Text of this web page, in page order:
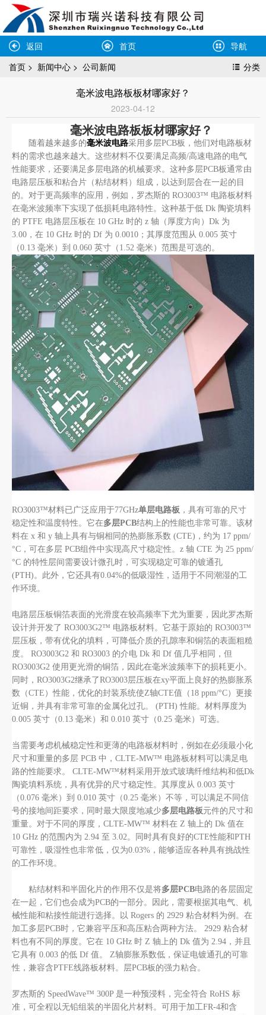
返回 首页
导航
分类
首页 > 新闻中心 > 公司新闻
毫米波电路板板材哪家好？
2023-04-12
毫米波电路板板材哪家好？
随着越来越多的毫米波电路采用多层PCB板，他们对电路板材
料的需求也越来越大。这些材料不仅要满足高频/高速电路的电气
性能要求，还要满足多层电路的机械要求。这种多层PCB板通常由
电路层压板和粘合片（粘结材料）组成，以达到层合在一起的目
的。对于更高频率的应用，例如，罗杰斯的 RO3003™ 电路板材料
在毫米波频率下实现了低损耗电路特性。这种基于低 Dk 陶瓷填料
的 PTFE 电路层压板在 10 GHz 时的 z 轴（厚度方向）Dk 为
3.00，在 10 GHz 时的 Df 为 0.0010；其厚度范围从 0.005 英寸
（0.13 毫米）到 0.060 英寸（1.52 毫米）范围是可选的。
RO3003™材料已广泛应用于77GHz单层电路板 ，具有可靠的尺寸
稳定性和温度特性。它在多层PCB结构上的性能也非常可靠。该材
料在 x 和 y 轴上具有与铜相同的热膨胀系数 (CTE)，约为 17 ppm/
°C，可在多层 PCB组件中实现高尺寸稳定性。z 轴 CTE 为 25 ppm/
°C 的特性层间需要设计微孔时，可实现稳定可靠的镀通孔
(PTH)。此外，它还具有0.04%的低吸湿性，适用于不同潮湿的工
作环境。
电路层压板铜箔表面的光滑度在较高频率下尤为重要，因此罗杰斯
设计并开发了 RO3003G2™ 电路板材料。它基于原始的 RO3003™
层压板，带有优化的填料，可降低介质的孔隙率和铜箔的表面粗糙
度。 RO3003G2 和 RO3003 的介电 Dk 和 Df 值几乎相同，但
RO3003G2 使用更光滑的铜箔，因此在毫米波频率下的损耗更小。
同时，RO3003G2继承了RO3003层压板在xy平面上良好的热膨胀系
数（CTE）性能，优化的封装系统使Z轴CTE值（18 ppm/°C）更接
近铜，并具有非常可靠的金属化过孔。 (PTH) 性能。材料厚度为
0.005 英寸（0.13 毫米）和 0.010 英寸（0.25 毫米）可选。
当需要考虑机械稳定性和更薄的电路板材料时，例如在必须最小化
尺寸和重量的多层 PCB 中，CLTE-MW™ 电路板材料可以满足电
路的性能要求。 CLTE-MW™材料采用开放式玻璃纤维结构和低Dk
陶瓷填料系统，具有优异的尺寸稳定性。其厚度从 0.003 英寸
（0.076 毫米）到 0.010 英寸（0.25 毫米）不等，可以满足不同信
号的接地间距要求，同时最大限度地减少多层电路板元件的尺寸和
重量。对于不同的厚度，CLTE-MW™ 材料在 Z 轴上的 Dk 值在
10 GHz 的范围内为 2.94 至 3.02。同时具有良好的CTE性能和PTH
可靠性，吸湿性也非常低，仅为0.03%，能够适应各种具有挑战性
的工作环境。
粘结材料和半固化片的作用不仅是将多层PCB电路的各层固定
在一起，它们也会成为PCB的一部分。因此，需要根据其电气、机
械性能和粘接性能进行选择。以 Rogers 的 2929 粘合材料为例。在
加工多层PCB时，它兼容平压和高压粘合两种方法。 2929 粘合材
料也有不同的厚度。它在 10 GHz 时 Z 轴上的 Dk 值为 2.94，并且
它具有 0.003 的低 Df 值。 Z轴膨胀系数低，保证电镀通孔的可靠
性，兼容含PTFE线路板材料。层PCB板的强力粘合。
罗杰斯的 SpeedWave™ 300P 是一种预浸料，完全符合 RoHS 标
准，可全程以无铅组装的半固化片材料。可用于加工FR-4和含